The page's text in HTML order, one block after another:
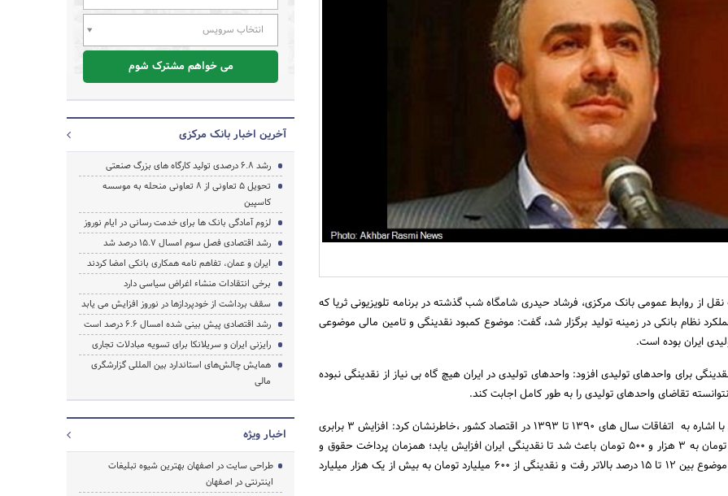
از روابط عمومی بانک مرکزی، فرشاد حیدری شامگاه شب گذشته در برنامه تلویزیونی ثریا که
نظام بانکی در زمینه تولید برگزار شد، گفت: موضوع کمبود نقدینگی و تامین مالی موضوعی
ایران بوده است.
برای واحدهای تولیدی افزود: واحدهای تولیدی در ایران هیچ گاه بی نیاز از نقدینگی نبوده
تقاضای واحدهای تولیدی را به طور کامل اجابت کند.
معاون نظارتی بانک مرکزی با اشاره به اتفاقات سال های 1390 تا 1393 در اقتصاد کشور ،خاطرنشان کرد: افزایش 3 برابری
نرخ ارز از یک هزار و 350 تومان به 3 هزار و 500 تومان باعث شد تا نقدینگی ایران افزایش یابد؛ همزمان پرداخت حقوق و
دستمزدها نیز متاثر از این موضوع بین 12 تا 15 درصد بالاتر رفت و نقدینگی از 600 میلیارد تومان به بیش از یک هزار میلیارد
انتخاب سرویس
می خواهم مشترک شوم
آخرین اخبار بانک مرکزی
رشد 6.8 درصدی تولید کارگاه های بزرگ صنعتی
تحویل 5 تعاونی از 8 تعاونی منحله به موسسه
کاسپین
لزوم آمادگی بانک ها برای خدمت رسانی در ایام نوروز
رشد اقتصادی فصل سوم امسال 15.7 درصد شد
ایران و عمان، تفاهم نامه همکاری بانکی امضا کردند
برخی انتقادات منشاء اغراض سیاسی دارد
سقف برداشت از خودپردازها در نوروز افزایش می یابد
رشد اقتصادی پیش بینی شده امسال 6.6 درصد است
رایزنی ایران و سریلانکا برای تسویه مبادلات تجاری
همایش چالش‌های استاندارد بین المللی گزارشگری
مالی
اخبار ویژه
طراحی سایت در اصفهان بهترین شیوه تبلیغات
اینترنتی در اصفهان